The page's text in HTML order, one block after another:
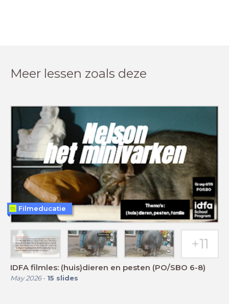
Meer lessen zoals deze
IDFA filmles: (huis)dieren en pesten (PO/SBO 6-8)
May 2026- 15 slides
Filmeducatie